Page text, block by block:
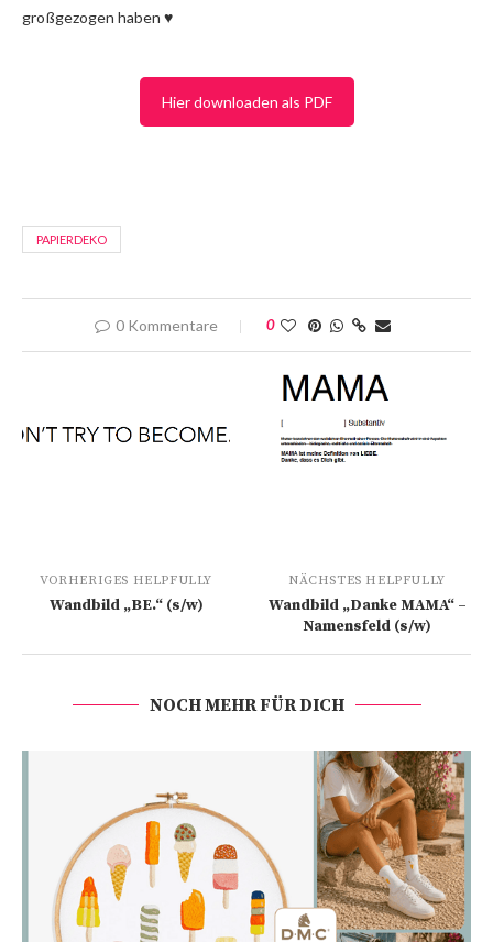
großgezogen haben ♥
Hier downloaden als PDF
PAPIERDEKO
0 Kommentare 0
VORHERIGES HELPFULLY
Wandbild „BE.“ (s/w)
NÄCHSTES HELPFULLY
Wandbild „Danke MAMA“ –
Namensfeld (s/w)
NOCH MEHR FÜR DICH